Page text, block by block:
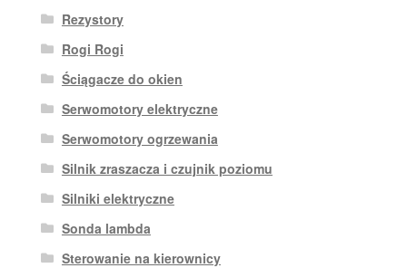
Rezystory
Rogi Rogi
Ściągacze do okien
Serwomotory elektryczne
Serwomotory ogrzewania
Silnik zraszacza i czujnik poziomu
Silniki elektryczne
Sonda lambda
Sterowanie na kierownicy